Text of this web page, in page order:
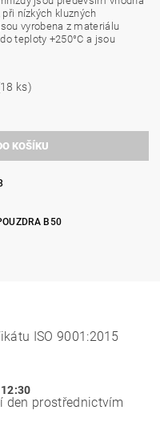
nízkých kluzných
vyrobena z materiálu
teploty +250°C a jsou
ks)
B50
ISO 9001:2015
den prostřednictvím